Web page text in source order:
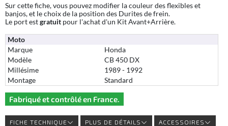
Sur cette fiche, vous pouvez modifier la couleur des flexibles et
banjos, et le choix de la position des Durites de frein.
Le port estgratuit pour l'achat d'un Kit Avant+Arrière.
Moto
Marque
Honda
Modèle
CB 450 DX
Millésime
1989 - 1992
Montage
Standard
Fabriqué et contrôlé en France.
FICHE TECHNIQUE PLUS DE DÉTAILS ACCESSOIRES